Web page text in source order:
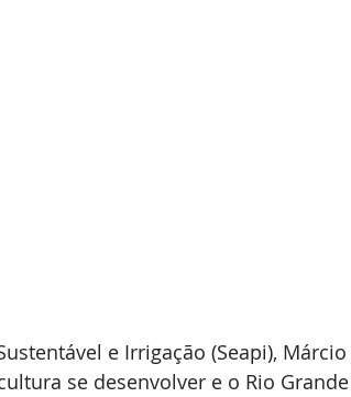
e Irrigação (Seapi), Márcio
se desenvolver e o Rio Grande